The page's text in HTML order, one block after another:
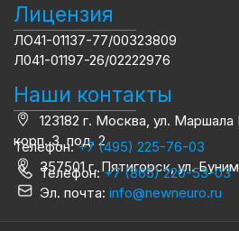
Лицензия
ЛО41-01137-77/00323809
Л041-01197-26/02222976
Наши контакты
123182 г. Москва, ул. Маршала
корп. 3, под. 2
Телефон:+7 (495) 225-76-03
357501 г. Пятигорск, ул.
Телефон:+7 (865) 220-53-03
Эл. почта: info@newneuro.ru